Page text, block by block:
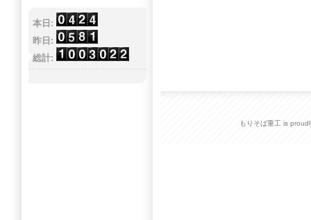
本日:
昨日:
総計:
もりそば重工 is